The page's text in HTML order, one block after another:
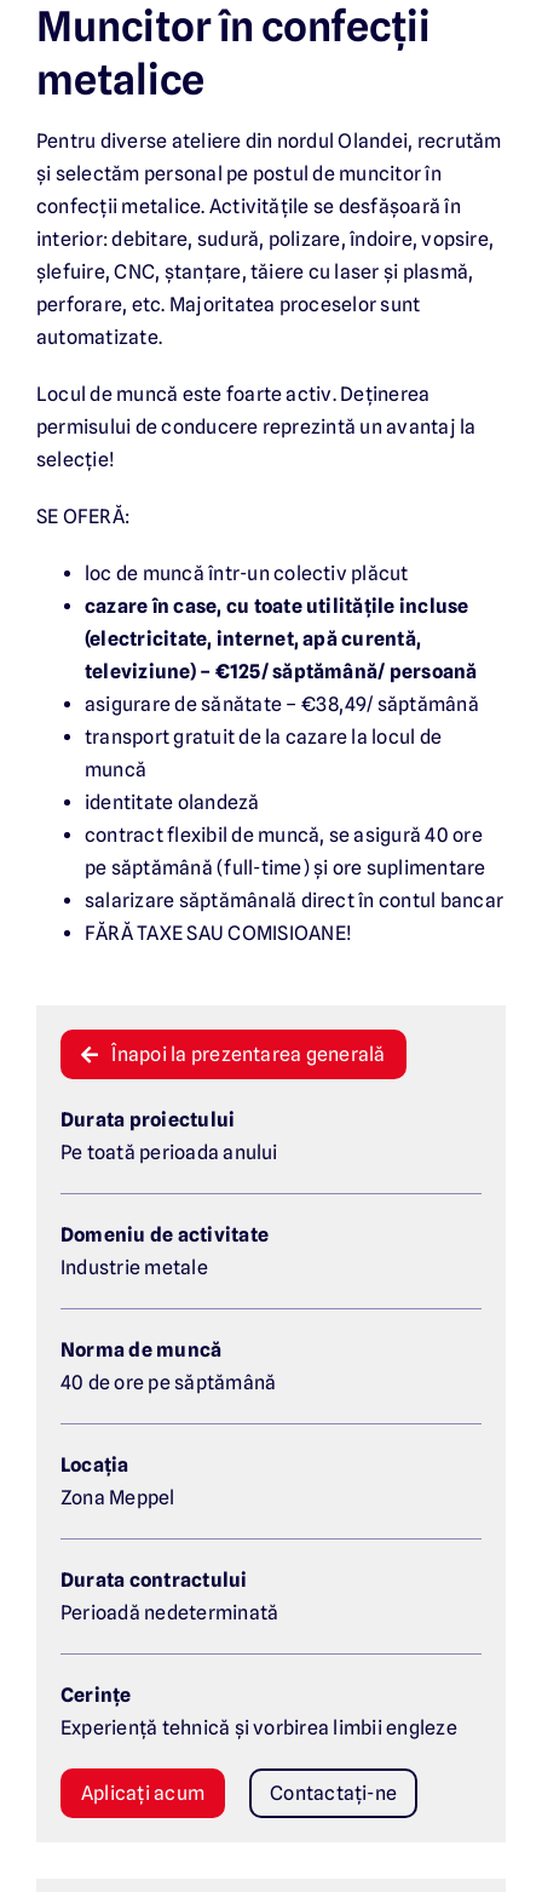
Bezoek de website in het Nederlands
Muncitor în confecții
metalice
Pentru diverse ateliere din nordul Olandei, recrutăm
și selectăm personal pe postul de muncitor în
confecții metalice. Activitățile se desfășoară în
interior: debitare, sudură, polizare, îndoire, vopsire,
șlefuire, CNC, ștanțare, tăiere cu laser și plasmă,
perforare, etc. Majoritatea proceselor sunt
automatizate.
Locul de muncă este foarte activ. Deținerea
permisului de conducere reprezintă un avantaj la
selecție!
SE OFERĂ:
loc de muncă într-un colectiv plăcut
cazare în case, cu toate utilitățile incluse
(electricitate, internet, apă curentă,
televiziune) – €125/ săptămână/ persoană
asigurare de sănătate – €38,49/ săptămână
transport gratuit de la cazare la locul de
muncă
identitate olandeză
contract flexibil de muncă, se asigură 40 ore
pe săptămână (full-time) și ore suplimentare
salarizare săptămânală direct în contul bancar
FĂRĂ TAXE SAU COMISIOANE!
Înapoi la prezentarea generală
Durata proiectului
Pe toată perioada anului
Domeniu de activitate
Industrie metale
Norma de muncă
40 de ore pe săptămână
Locația
Zona Meppel
Durata contractului
Perioadă nedeterminată
Cerințe
Experiență tehnică și vorbirea limbii engleze
Aplicați acum Contactați-ne